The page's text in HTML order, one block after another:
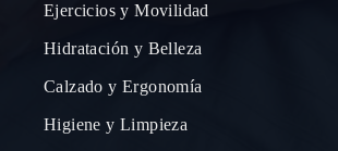
Ejercicios y Movilidad
Hidratación y Belleza
Calzado y Ergonomía
Higiene y Limpieza